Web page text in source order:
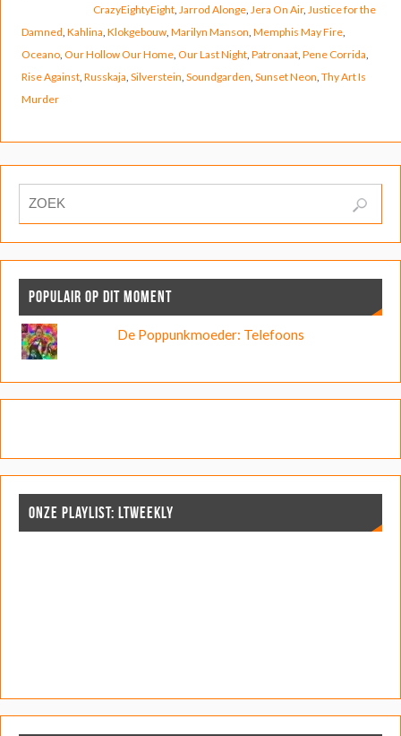
CrazyEightyEight, Jarrod Alonge, Jera On Air, Justice for the
Damned Kahlina Klokgebouw, Marilyn Manson Memphis May Fire,
Oceano, Our Hollow Our Home, Our Last Night, Patronaat, Pene Corrida
Rise Against, Russkaja Silverstein Soundgarden Sunset Neon Thy Art Is
Murder
POPULAIR OP DIT MOMENT
De Poppunkmoeder: Telefoons
ONZE PLAYLIST: LTWEEKLY